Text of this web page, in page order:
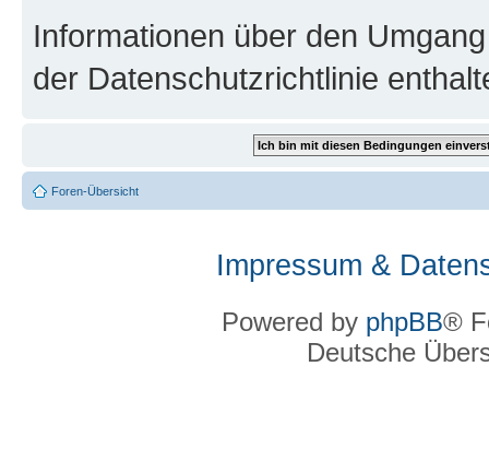
Informationen über den
der Datenschutzrichtlinie
Foren-Übersicht
Impressum &
Powered by phpBB®
Deutsche